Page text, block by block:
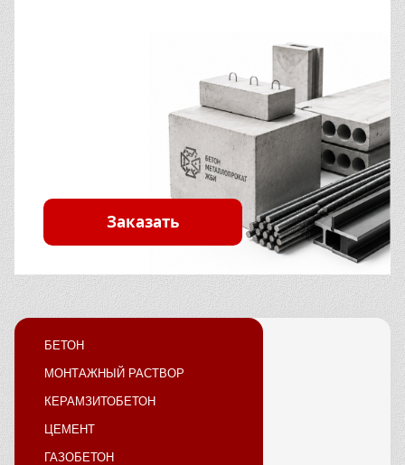
Заказать
БЕТОН
МОНТАЖНЫЙ РАСТВОР
КЕРАМЗИТОБЕТОН
ЦЕМЕНТ
ГАЗОБЕТОН